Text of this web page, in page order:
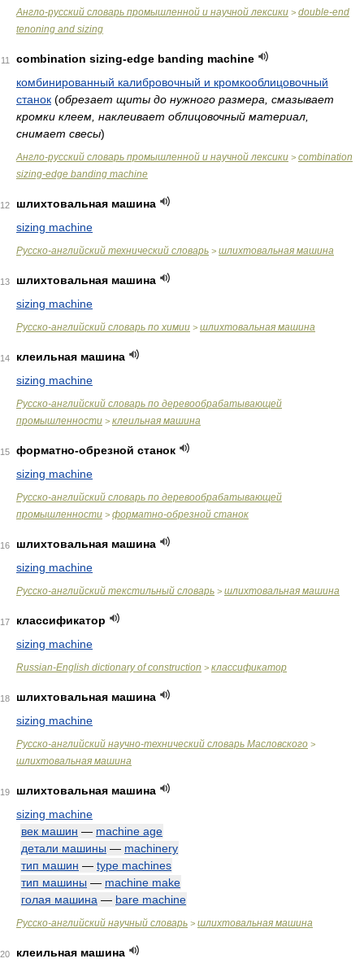
Англо-русский словарь промышленной и научной лексики > double-end
tenoning and sizing
11
combination sizing-edge banding machine
комбинированный калибровочный и кромкооблицовочный
станок (обрезает щиты до нужного размера, смазывает
кромки клеем, наклеивает облицовочный материал,
снимает свесы)
Англо-русский словарь промышленной и научной лексики > combination
sizing-edge banding machine
12
шлихтовальная машина
sizing machine
Русско-английский технический словарь > шлихтовальная машина
13
шлихтовальная машина
sizing machine
Русско-английский словарь по химии > шлихтовальная машина
14
клеильная машина
sizing machine
Русско-английский словарь по деревообрабатывающей
промышленности > клеильная машина
15
форматно-обрезной станок
sizing machine
Русско-английский словарь по деревообрабатывающей
промышленности > форматно-обрезной станок
16
шлихтовальная машина
sizing machine
Русско-английский текстильный словарь > шлихтовальная машина
17
классификатор
sizing machine
Russian-English dictionary of construction > классификатор
18
шлихтовальная машина
sizing machine
Русско-английский научно-технический словарь Масловского >
шлихтовальная машина
19
шлихтовальная машина
sizing machine
век машин — machine age
детали машины — machinery
тип машин — type machines
тип машины — machine make
голая машина — bare machine
Русско-английский научный словарь > шлихтовальная машина
20 клеильная машина